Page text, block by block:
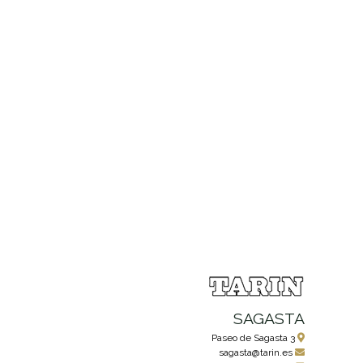
SAGASTA
Paseo de Sagasta 3
sagasta@tarin.es